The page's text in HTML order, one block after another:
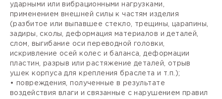
ударными или вибрационными нагрузками,
применением внешней силы к частям изделия
(разбитое или выпавшее стекло, трещины, царапины,
задиры, сколы, деформация материалов и деталей,
слом, выгибание оси переводной головки,
искривление осей колес и баланса, деформации
пластин, разрыв или растяжение деталей, отрыв
ушек корпуса для крепления браслета и т.п.);
• повреждения, полученные в результате
воздействия влаги и связанные с нарушением правил